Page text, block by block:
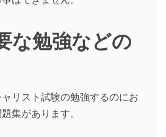
な勉強などの
リスト試験の勉強するのにお
集があります。